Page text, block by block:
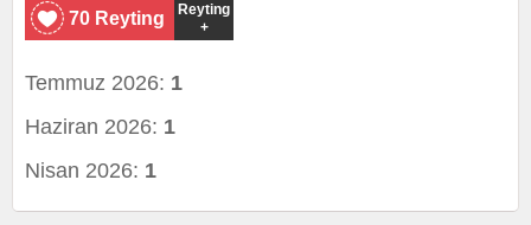
70 Reyting
Reyting
+
Temmuz 2026: 1
Haziran 2026: 1
Nisan 2026: 1